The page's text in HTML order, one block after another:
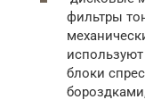
фильтры
блоки